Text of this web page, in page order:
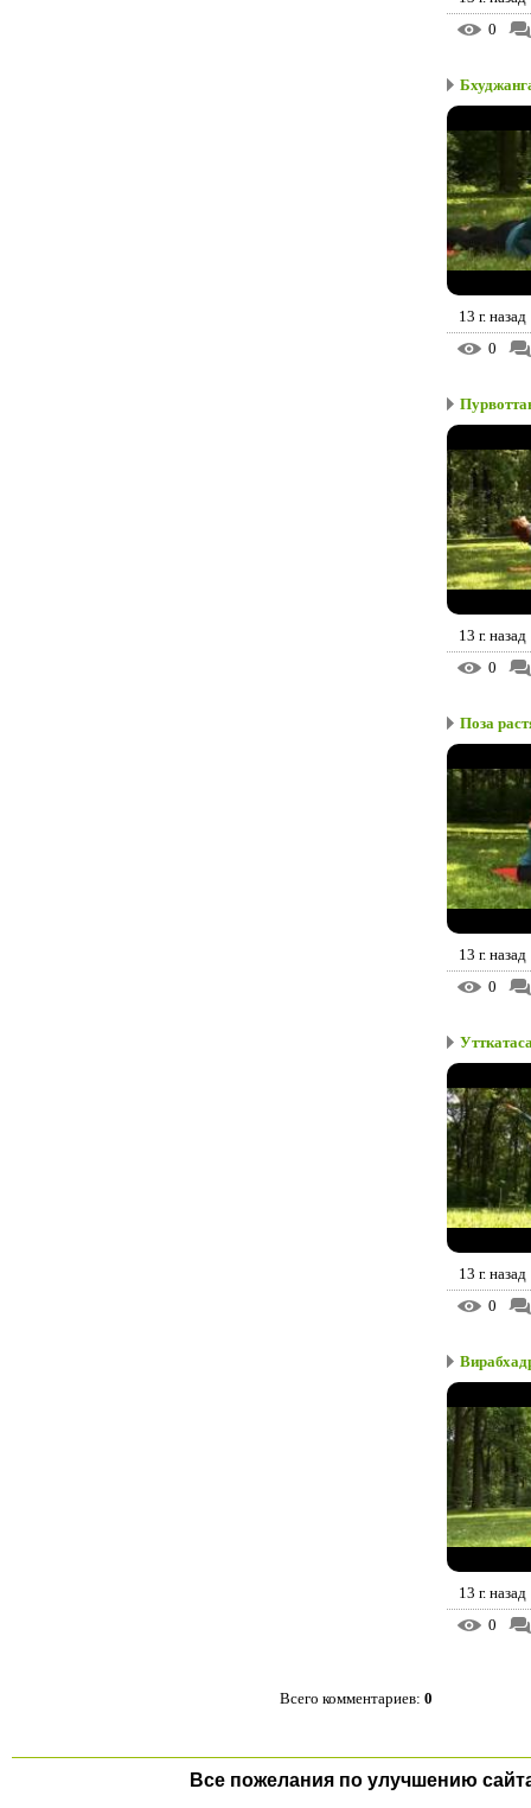
0
13 г. назад
0
13 г. назад
0
Поза
13 г. назад
0
13 г. назад
0
13 г. назад
0
Всего комментариев: 0
Все пожелания по улучшению